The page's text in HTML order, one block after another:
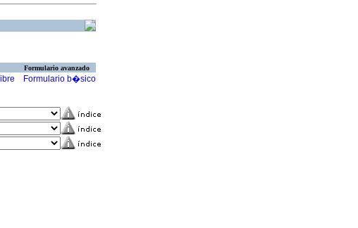
Formulario avanzado
Formulario b�sico